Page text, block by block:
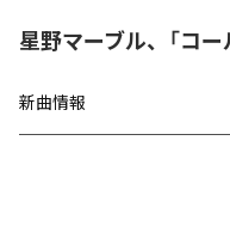
星野マーブル、「コ
新曲情報